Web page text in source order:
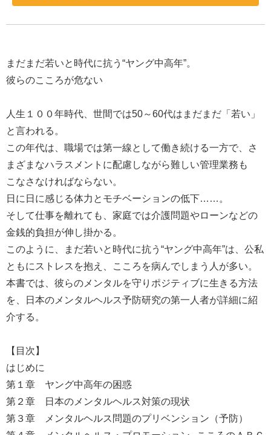
まだまだ若いと時代に抗う“ヤング中高年”。
彼らのこころが危ない
人生１００年時代、世間では50～60代はまだまだ「若い」
と言われる。
この年代は、職場では第一線として働き続ける一方で、さ
まざまなハラスメントに配慮しながら難しい管理業務も
こなさなければならない。
日に日に感じる体力とモチベーションの低下……。
そして仕事を離れても、家庭では介護問題やローンなどの
金銭的負担が伸し掛かる。
このように、まだ若いと時代に抗う“ヤング中高年”は、公私
ともにストレスを抱え、こころを病んでしまう人が多い。
本書では、彼らのメンタルを守りポジティブに生きる方法
を、日本のメンタルヘルス予防研究の第一人者が詳細に紹
介する。
【目次】
はじめに
第１章 ヤング中高年の困惑
第２章 日本のメンタルヘルス対策の現状
第３章 メンタルヘルス問題のプリベンション（予防）